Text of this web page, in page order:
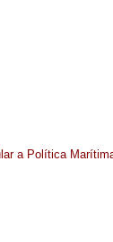
a Política